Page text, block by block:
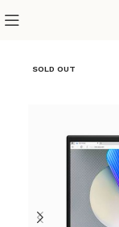
SOLD OUT